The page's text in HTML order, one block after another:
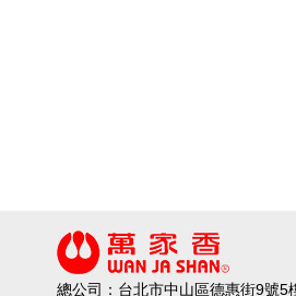
總公司：台北市中山區德惠街9號5